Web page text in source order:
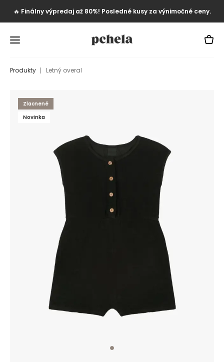
🔥 Finálny výpredaj až 80%! Posledné kusy za výnimočné ceny.
Produkty Letný overal
Zlacnené
Novinka